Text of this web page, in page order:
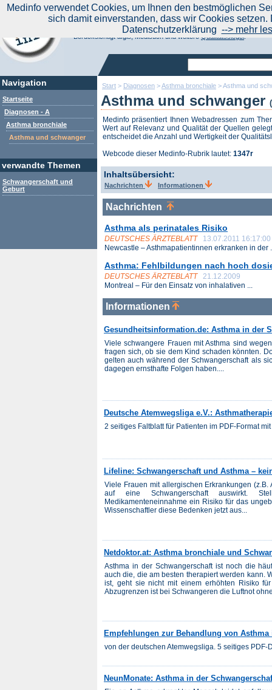
Start > Diagnosen >Asthma bronchiale >Asthma und
Asthma und schwanger
Medinfo präsentiert Ihnen Webadressen zum
Wert auf Relevanz und Qualität der Quellen
entscheidet die Anzahl und Wertigkeit der
Webcode dieser Medinfo-Rubrik lautet: 1347r
Inhaltsübersicht:
Nachrichten Informationen
Nachrichten
Asthma als perinatales Risiko
DEUTSCHES ÄRZTEBLATT
13.07.2011 16:17:00
Newcastle – Asthmapatientinnen erkranken in der
Asthma: Fehlbildungen nach hoch
DEUTSCHES ÄRZTEBLATT
21.12.2009
Montreal – Für den Einsatz von inhalativen ...
Informationen
Gesundheitsinformation.de: Asthma in der
Viele schwangere Frauen mit Asthma sind
fragen sich, ob sie dem Kind schaden könnten.
gelten auch während der Schwangerschaft als
dagegen ernsthafte Folgen haben....
Deutsche Atemwegsliga e.V.:
2 seitiges Faltblatt für Patienten im PDF-Format
Lifeline: Schwangerschaft und Asthma –
Viele Frauen mit allergischen Erkrankungen
auf eine Schwangerschaft auswirkt.
Medikamenteneinnahme ein Risiko für das
Wissenschaftler diese Bedenken jetzt aus...
Netdoktor.at: Asthma bronchiale und
Asthma in der Schwangerschaft ist noch die
auch die, die am besten therapiert werden kann.
ist, geht sie nicht mit einem erhöhten Risiko
Abzugrenzen ist bei Schwangeren die Luftnot
Empfehlungen zur Behandlung von
von der deutschen Atemwegsliga. 5 seitiges PDF-
NeunMonate: Asthma in der
Navigation
Startseite
Diagnosen - A
Asthma bronchiale
Asthma und schwanger
verwandte Themen
Schwangerschaft und
Geburt
Aktuelle Nachrichten|
Suchen Sie noch oder Finden Sie schon?
Medinfo.de - Meta-Portal für Gesundheitsthemen
Berücksichtigt afgis, Medisuch und weitereQualitätssiegel.
Medinfo verwendet Cookies, um Ihnen den bestmöglichen
sich damit einverstanden, dass wir Cookies
Datenschutzerklärung --> mehr